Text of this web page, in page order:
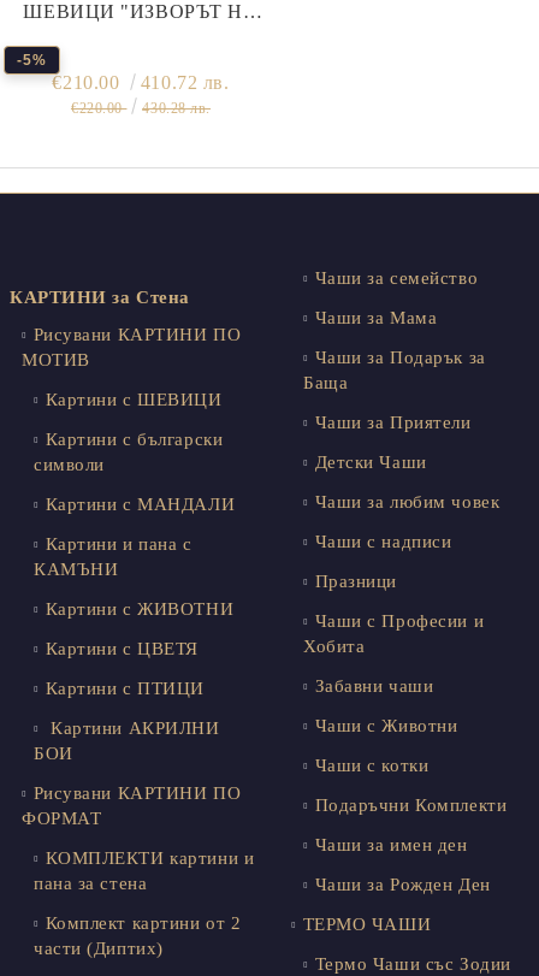
ШЕВИЦИ "ИЗВОРЪТ НА
(БОГИНЯТА МАЙКА И
ЕЛБЕТИЦА)
-5%
€210.00 410.72 лв.
€220.00 430.28 лв.
КАРТИНИ за Стена
Рисувани КАРТИНИ ПО
МОТИВ
Картини с ШЕВИЦИ
Картини с български
символи
Картини с МАНДАЛИ
Картини и пана с
КАМЪНИ
Картини с ЖИВОТНИ
Картини с ЦВЕТЯ
Картини с ПТИЦИ
Картини АКРИЛНИ
БОИ
Рисувани КАРТИНИ ПО
ФОРМАТ
КОМПЛЕКТИ картини и
пана за стена
Комплект картини от 2
части (Диптих)
Чаши за семейство
Чаши за Мама
Чаши за Подарък за
Баща
Чаши за Приятели
Детски Чаши
Чаши за любим човек
Чаши с надписи
Празници
Чаши с Професии и
Хобита
Забавни чаши
Чаши с Животни
Чаши с котки
Подаръчни Комплекти
Чаши за имен ден
Чаши за Рожден Ден
ТЕРМО ЧАШИ
Термо Чаши със Зодии